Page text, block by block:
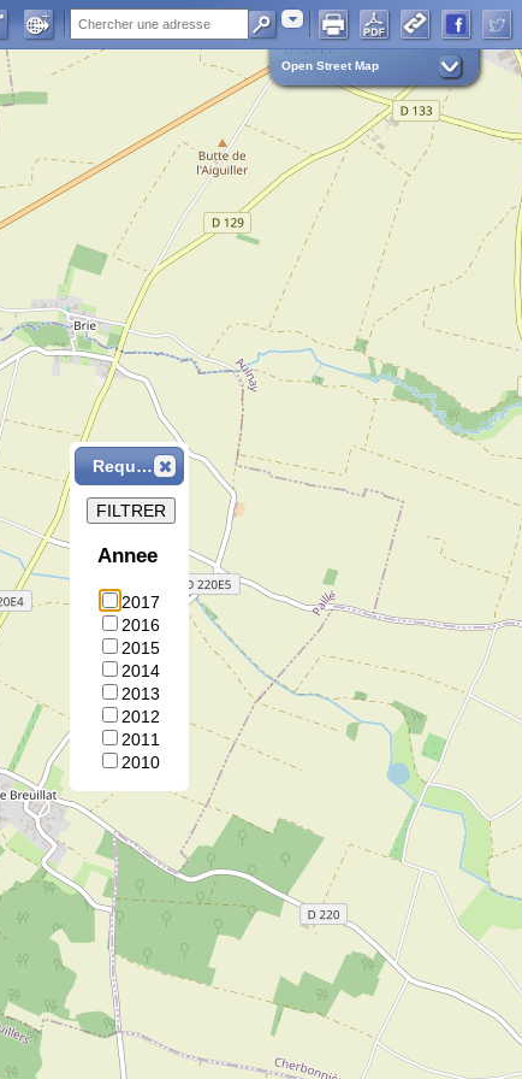
Adresse
Open Street Map
Requête
Annee
2017
2016
2015
2014
2013
2012
2011
2010
FILTRER